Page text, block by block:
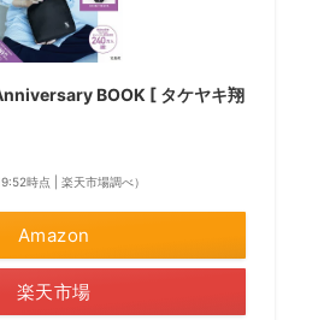
BOOK [ タケヤキ翔
時点 | 楽天市場調べ）
Amazon
楽天市場